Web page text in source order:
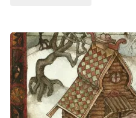
生
的
真
最
要
玩
太
興